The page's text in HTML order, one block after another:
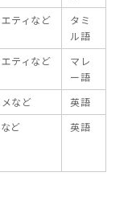
ティなど
タミ
ル語
ティなど
マレ
ー語
など
英語
ど 英語